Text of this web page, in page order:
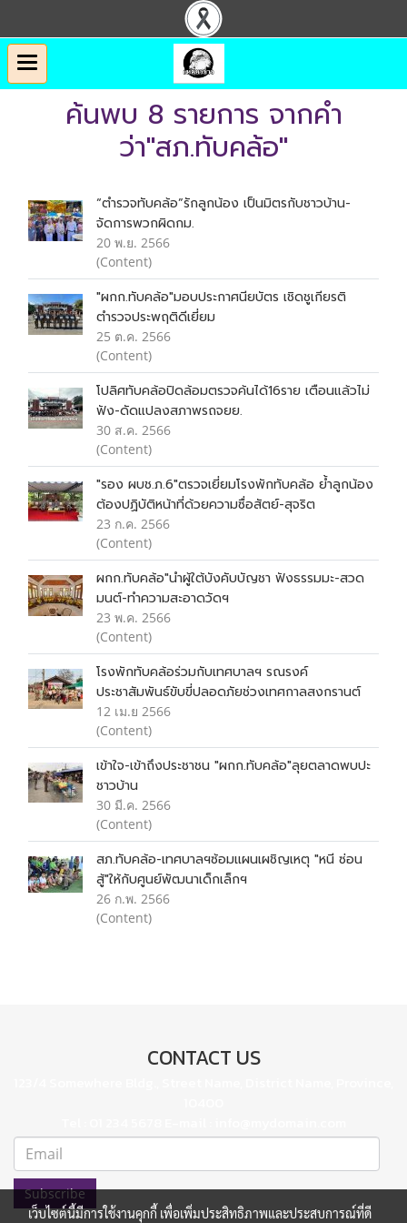
ค้นพบ 8 รายการ จากคำ
ว่า"สภ.ทับคล้อ"
“ตำรวจทับคล้อ”รักลูกน้อง เป็นมิตรกับชาวบ้าน-
จัดการพวกผิดกม.
20 พ.ย. 2566
(Content)
"ผกก.ทับคล้อ"มอบประกาศนียบัตร เชิดชูเกียรติ
ตำรวจประพฤติดีเยี่ยม
25 ต.ค. 2566
(Content)
โปลิศทับคล้อปิดล้อมตรวจค้นได้16ราย เตือนแล้วไม่
ฟัง-ดัดแปลงสภาพรถจยย.
30 ส.ค. 2566
(Content)
"รอง ผบช.ภ.6"ตรวจเยี่ยมโรงพักทับคล้อ ย้ำลูกน้อง
ต้องปฏิบัติหน้าที่ด้วยความซื่อสัตย์-สุจริต
23 ก.ค. 2566
(Content)
ผกก.ทับคล้อ"นำผู้ใต้บังคับบัญชา ฟังธรรมมะ-สวด
มนต์-ทำความสะอาดวัดฯ
23 พ.ค. 2566
(Content)
โรงพักทับคล้อร่วมกับเทศบาลฯ รณรงค์
ประชาสัมพันธ์ขับขี่ปลอดภัยช่วงเทศกาลสงกรานต์
12 เม.ย 2566
(Content)
เข้าใจ-เข้าถึงประชาชน "ผกก.ทับคล้อ"ลุยตลาดพบปะ
ชาวบ้าน
30 มี.ค. 2566
(Content)
สภ.ทับคล้อ-เทศบาลฯซ้อมแผนเผชิญเหตุ "หนี ซ่อน
สู้"ให้กับศูนย์พัฒนาเด็กเล็กฯ
26 ก.พ. 2566
(Content)
CONTACT US
Subscribe
เว็บไซต์นี้มีการใช้งานคุกกี้ เพื่อเพิ่มประสิทธิภาพและประสบการณ์ที่ดี